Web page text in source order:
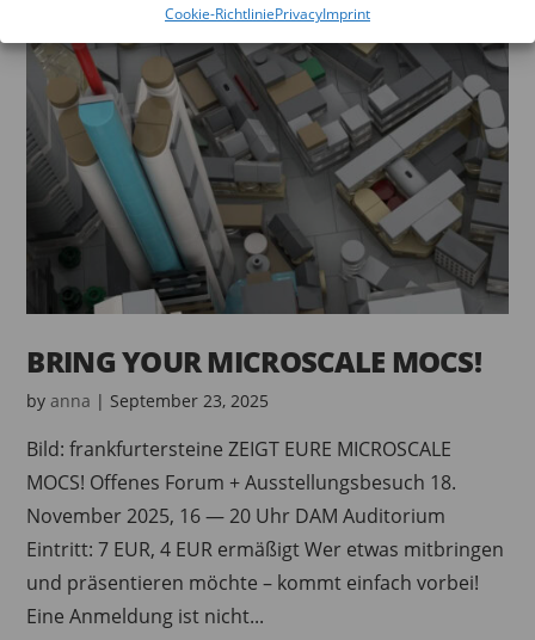
Cookie-RichtliniePrivacyImprint
BRING YOUR MICROSCALE MOCS!
byanna | September 23, 2025
Bild: frankfurtersteine ZEIGT EURE MICROSCALE
MOCS! Offenes Forum + Ausstellungsbesuch 18.
November 2025, 16 — 20 Uhr DAM Auditorium
Eintritt: 7 EUR, 4 EUR ermäßigt Wer etwas mitbringen
und präsentieren möchte – kommt einfach vorbei!
Eine Anmeldung ist nicht...